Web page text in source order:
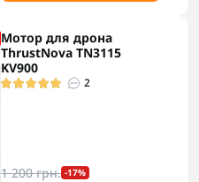
Мотор для дрона
ThrustNova TN3115
KV900
2
1 200 грн. -17%